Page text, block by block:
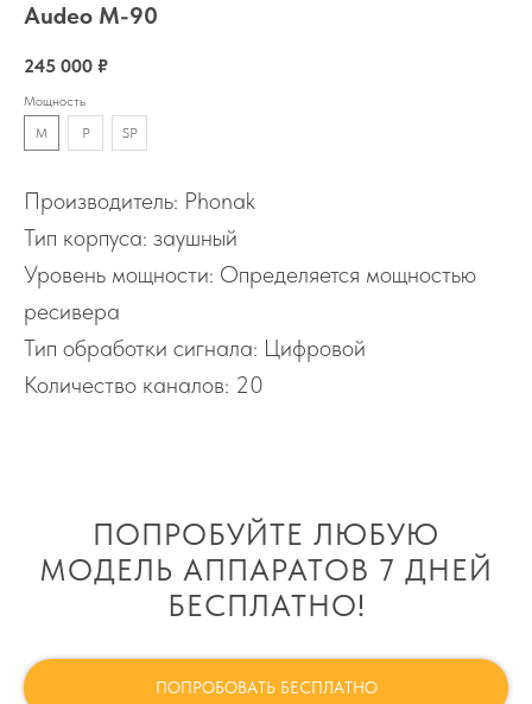
Audeo M-90
245 000 ₽
Мощность
M
P SP
Производитель: Phonak
Тип корпуса: заушный
Уровень мощности: Определяется мощностью
ресивера
Тип обработки сигнала: Цифровой
Количество каналов: 20
ПОПРОБУЙТЕ ЛЮБУЮ
МОДЕЛЬ АППАРАТОВ 7 ДНЕЙ
БЕСПЛАТНО!
ПОПРОБОВАТЬ БЕСПЛАТНО